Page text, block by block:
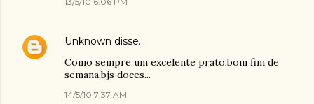
Unknown disse…
Como sempre um excelente prato,bom fim de
semana,bjs doces...
14/5/10 7:37 AM